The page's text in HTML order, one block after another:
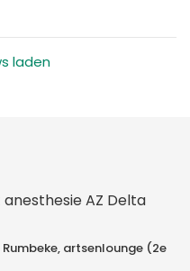
laden
AZ Delta
artsenlounge (2e